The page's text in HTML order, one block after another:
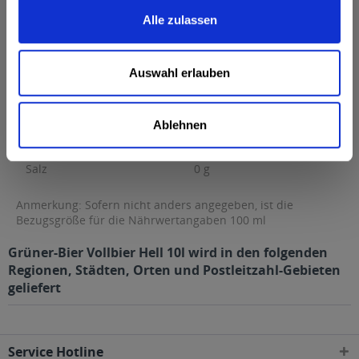
Alle zulassen
Auswahl erlauben
Ablehnen
41 kcal / 170 kJ
Fett
0 g
davon gesättigte Fettsäuren
0 g
Kohlenhydrate
0 g
Eiweiß
0 g
Salz
0 g
Anmerkung: Sofern nicht anders angegeben, ist die
Bezugsgröße für die Nährwertangaben 100 ml
Grüner-Bier Vollbier Hell 10l wird in den folgenden
Regionen, Städten, Orten und Postleitzahl-Gebieten
geliefert
Service Hotline